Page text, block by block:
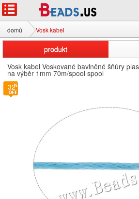
domů Vosk kabel
produkt
Vosk kabel Voskované bavlněné šňůry
na výběr 1mm 70m/spool spool
32